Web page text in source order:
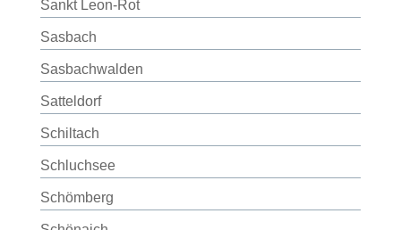
Sankt Leon-Rot
Sasbach
Sasbachwalden
Satteldorf
Schiltach
Schluchsee
Schömberg